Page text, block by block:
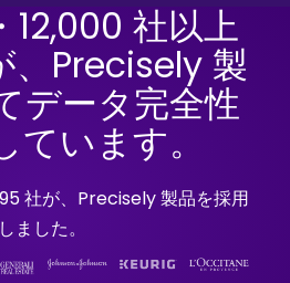
12,000 社以上
、Precisely 製
データ完全性
ています。
社が、Precisely 製品を採用
しました。